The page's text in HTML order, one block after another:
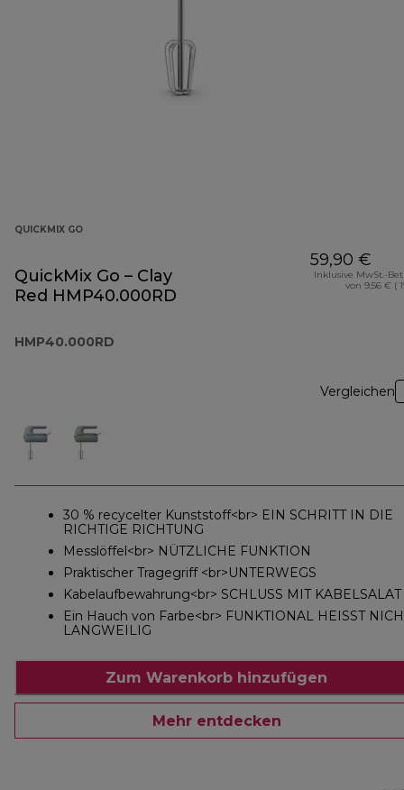
QUICKMIX GO
QuickMix Go – Clay
Red HMP40.000RD
HMP40.000RD
59,90 €
Inklusive MwSt.-
von 9,56 € (
Vergleichen
30 % recycelter Kunststoff<br> EIN SCHRITT IN DIE
RICHTIGE RICHTUNG
Messlöffel<br> NÜTZLICHE FUNKTION
Praktischer Tragegriff <br>UNTERWEGS
Kabelaufbewahrung<br> SCHLUSS MIT KABELSALAT
Ein Hauch von Farbe<br> FUNKTIONAL HEISST
LANGWEILIG
Zum Warenkorb hinzufügen
Mehr entdecken